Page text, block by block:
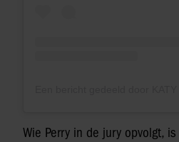
Wie Perry in de jury opvolgt,